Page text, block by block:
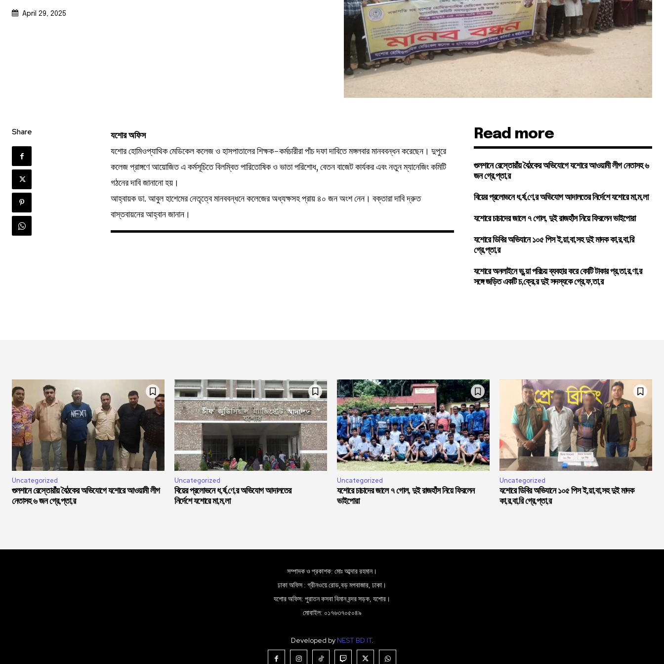
April 29, 2025
Share
যশোর অফিস
যশোর হোমিওপ্যাথিক মেডিকেল কলেজ ও হাসপাতালের শিক্ষক-কর্মচারীরা পাঁচ দফা দাবিতে মঙ্গলবার মানববন্ধন করেছেন। দুপুরে
কলেজ প্রাঙ্গণে আয়োজিত এ কর্মসূচিতে বিলম্বিত পারিতোষিক ও ভাতা পরিশোধ, বেতন বাজেট কার্যকর এবং নতুন ম্যানেজিং কমিটি
গঠনের দাবি জানানো হয়।
আহ্বায়ক ডা. আবুল হাশেমের নেতৃত্বে মানববন্ধনে কলেজের অধ্যক্ষসহ প্রায় ৪০ জন অংশ নেন। বক্তারা দাবি দ্রুত
বাস্তবায়নের আহ্বান জানান।
Read more
গুলশানে রেস্তোরাঁয় বৈঠকের অভিযোগে যশোরে আওয়ামী লীগ নেতাসহ ৬
জন গ্রে,প্তা,র
বিয়ের প্রলোভনে ধ,র্ষ,ণে,র অভিযোগ আদালতের নির্দেশে যশোরে মা,ম,লা
যশোরে চাচাদের জালে ৭ গোল, দুই রাজহাঁস নিয়ে ফিরলেন ভাইপোরা
যশোরে ডিবির অভিযানে ১০৫ পিস ই,য়া,বা,সহ দুই মাদক কা,র,বা,রি
গ্রে,প্তা,র
যশোরে অনলাইনে ভু,য়া পরিচয় ব্যবহার করে কোটি টাকার প্র,তা,র,ণা,র
সঙ্গে জড়িত একটি চ,ক্রে,র দুই সদস্যকে গ্রে,ফ,তা,র
Uncategorized
গুলশানে রেস্তোরাঁয় বৈঠকের অভিযোগে যশোরে আওয়ামী লীগ
নেতাসহ ৬ জন গ্রে,প্তা,র
Uncategorized
বিয়ের প্রলোভনে ধ,র্ষ,ণে,র অভিযোগ আদালতের
নির্দেশে যশোরে মা,ম,লা
Uncategorized
যশোরে চাচাদের জালে ৭ গোল, দুই রাজহাঁস নিয়ে ফিরলেন
ভাইপোরা
Uncategorized
যশোরে ডিবির অভিযানে ১০৫ পিস ই,য়া,বা,সহ দুই মাদক
কা,র,বা,রি গ্রে,প্তা,র
সম্পাদক ও প্রকাশক: মোঃ আব্দার রহমান।
ঢাকা অফিস : গ্রীনওয়ে রোড,বড় মগবাজার, ঢাকা।
যশোর অফিস: পুরাতন কসবা বিমান বন্দর সড়ক, যশোর।
মোবাইল: ০১৭৬৩৭০৫০৪৯
Developed by NEST BD IT.